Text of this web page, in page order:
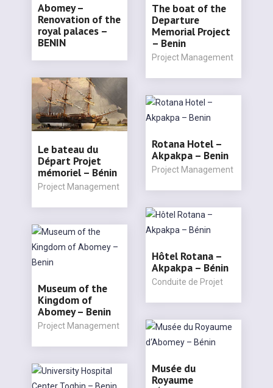
Abomey –
Renovation of the
royal palaces –
BENIN
The boat of the
Departure
Memorial Project
– Benin
Project Management
Le bateau du
Départ Projet
mémoriel – Bénin
Project Management
Rotana Hotel –
Akpakpa – Benin
Project Management
Hôtel Rotana –
Akpakpa – Bénin
Conduite de Projet
Museum of the
Kingdom of
Abomey – Benin
Project Management
Musée du
Royaume